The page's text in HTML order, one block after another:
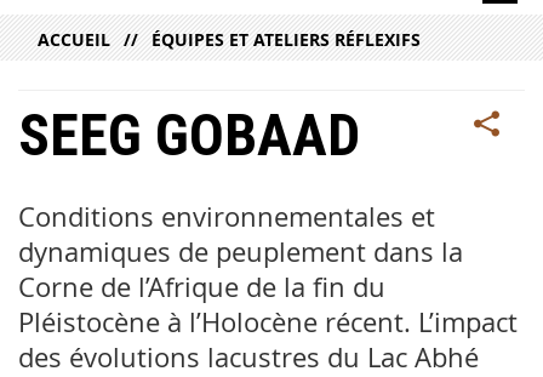
ACCUEIL ÉQUIPES ET ATELIERS RÉFLEXIFS
SEEG GOBAAD
Conditions environnementales et
dynamiques de peuplement dans la
Corne de l’Afrique de la fin du
Pléistocène à l’Holocène récent. L’impact
des évolutions lacustres du Lac Abhé